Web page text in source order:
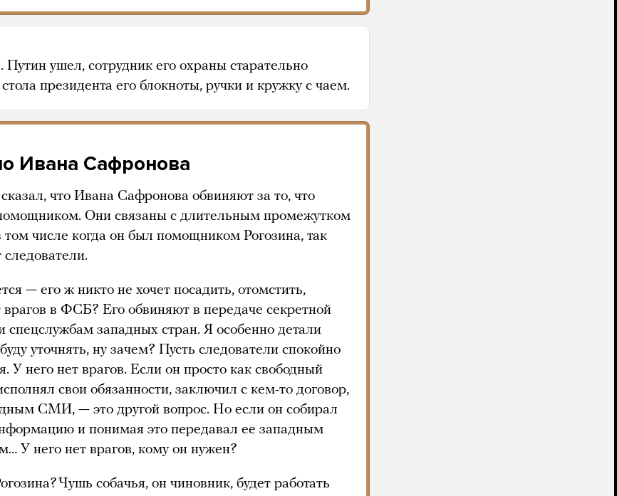
Путин ушел, сотрудник его охраны старательно
президента его блокноты, ручки и кружку с чаем.
Ивана Сафронова
что Ивана Сафронова обвиняют за то, что
Они связаны с длительным промежутком
том числе когда он был помощником Рогозина, так
— его ж никто не хочет посадить, отомстить,
врагов в ФСБ? Его обвиняют в передаче секретной
западных стран. Я особенно детали
уточнять, ну зачем? Пусть следователи спокойно
У него нет врагов. Если он просто как свободный
свои обязанности, заключил с кем-то договор,
СМИ, — это другой вопрос. Но если он собирал
и понимая это передавал ее западным
У него нет врагов, кому он нужен?
Чушь собачья, он чиновник, будет работать